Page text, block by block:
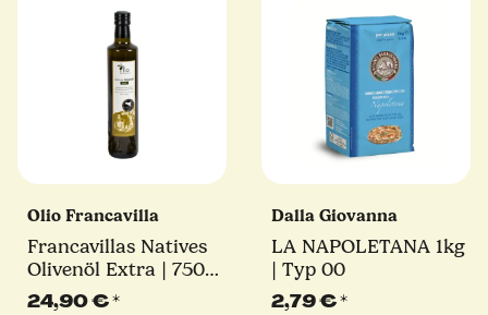
Olio Francavilla
Francavillas Natives
Olivenöl Extra | 750
ml
24,90 €*
Dalla Giovanna
LA NAPOLETANA 1kg
| Typ 00
2,79 €*